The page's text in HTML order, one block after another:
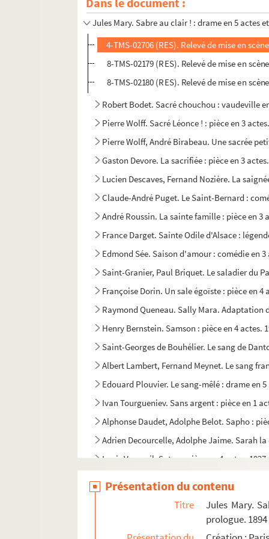
André Bisson. Sa majesté Julot ou l'école
Jules Mary. Sabre au clair ! : drame en 5 actes
4-TMS-02706 (RES). Relevé de mise en
8-TMS-02179 (RES). Relevé de mise en
8-TMS-02180 (RES). Relevé de mise en
Robert Bodet. Sacré chouchou : vaudeville
Pierre Wolff. Sacré Léonce ! : pièce en 3
Pierre Wolff, André Birabeau. Une sacrée
Gaston Devore. La sacrifiée : pièce en 3
Lucien Descaves, Fernand Nozière. La
Claude-André Puget. Le Saint-Bernard :
André Roussin. La sainte famille : pièce en 3
France Darget. Sainte Odile d'Alsace :
Edmond Sée. Saison d'amour : comédie en 3
Saint-Granier, Paul Briquet. Le saladier du
Françoise Dorin. Un sale égoïste : pièce en 4
Raymond Queneau. Sally Mara. Adaptation
Henry Bernstein. Samson : pièce en 4 actes.
Saint-Georges de Bouhélier. Le sang de
Albert Lambert, Fernand Meynet. Le sang
Edouard Plouvier. Le sang-mêlé : drame en 5
Ivan Tourgueniev. Sans argent : pièce en 1
Alphonse Daudet, Adolphe Belot. Sapho :
Adrien Decourcelle, Adolphe Jaime. Sarah la
Louis Verneuil. Satan : pièce en 4 actes. 1927
Emile Durafour. Sauve qui peut : folie-
Marcel Achard. Savez-vous planter les
Présentation du contenu
Titre
Jules Mary.
prologue. 1894